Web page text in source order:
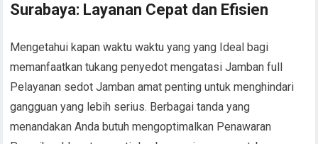
Surabaya: Layanan Cepat dan Efisien
Mengetahui kapan waktu waktu yang yang Ideal bagi
memanfaatkan tukang penyedot mengatasi Jamban full
Pelayanan sedot Jamban amat penting untuk menghindari
gangguan yang lebih serius. Berbagai tanda yang
menandakan Anda butuh mengoptimalkan Penawaran